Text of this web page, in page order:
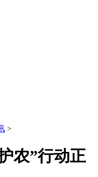
>
农”行动正